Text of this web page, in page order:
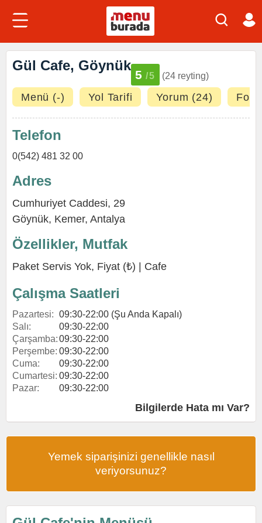
Gül Cafe, Göynük
5 /5 (24 reyting)
Menü (-) Yol Tarifi Yorum (24)
Telefon
0(542) 481 32 00
Adres
Cumhuriyet Caddesi, 29
Göynük, Kemer, Antalya
Özellikler, Mutfak
Paket Servis Yok, Fiyat (₺) | Cafe
Çalışma Saatleri
Pazartesi: 09:30-22:00 (Şu Anda Kapalı)
Salı:
09:30-22:00
Çarşamba:09:30-22:00
Perşembe: 09:30-22:00
Cuma:
09:30-22:00
Cumartesi: 09:30-22:00
Pazar:
09:30-22:00
Bilgilerde Hata mı Var?
Yemek siparişinizi genellikle nasıl
veriyorsunuz?